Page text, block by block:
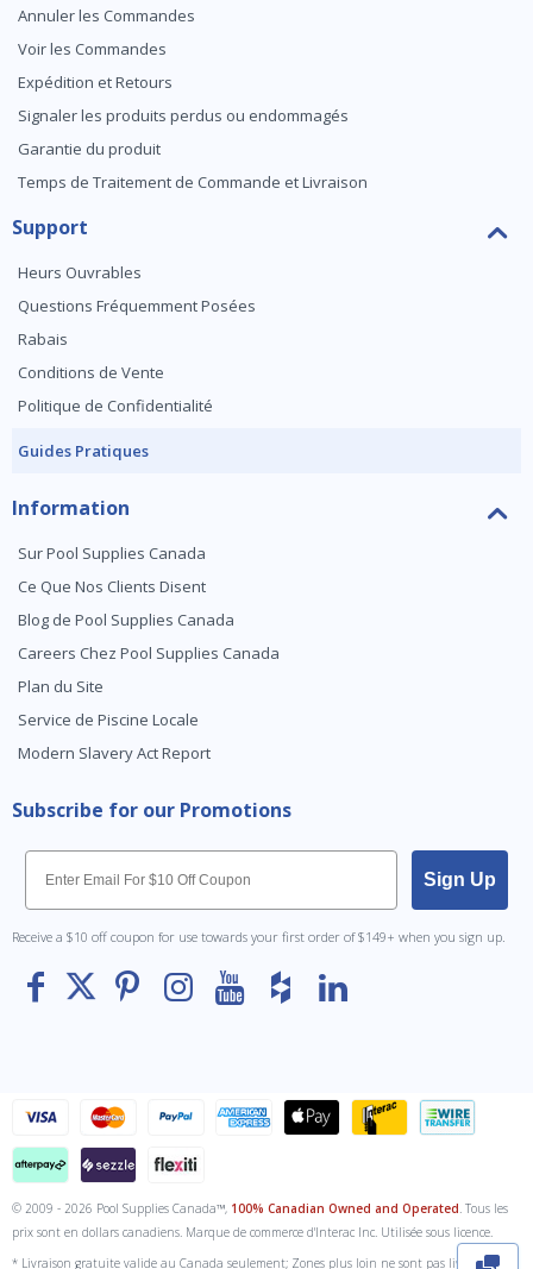
To The
Top
Annuler les Commandes
Voir les Commandes
Expédition et Retours
Signaler les produits perdus ou endommagés
Garantie du produit
Temps de Traitement de Commande et Livraison
Support
Heurs Ouvrables
Questions Fréquemment Posées
Rabais
Conditions de Vente
Politique de Confidentialité
Guides Pratiques
Information
Sur Pool Supplies Canada
Ce Que Nos Clients Disent
Blog de Pool Supplies Canada
Careers Chez Pool Supplies Canada
Plan du Site
Service de Piscine Locale
Modern Slavery Act Report
Subscribe for our Promotions
Email
Sign Up
Receive a $10 off coupon for use towards your first order of $149+ when you sign up.
© 2009 - 2026 Pool Supplies Canada™, 100% Canadian Owned and Operated . Tous les
prix sont en dollars canadiens. Marque de commerce d'Interac Inc. Utilisée sous licence.
* Livraison gratuite valide au Canada seulement; Zones plus loin ne sont pas livrées